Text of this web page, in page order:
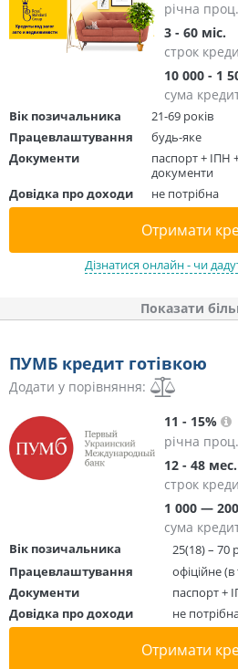
річна
3 - 60 міс.
строк
10 000 - 1
сума
Вік позичальника
21-69 років
Працевлаштування
будь-яке
Документи
паспорт + ІПН
документи
Довідка про доходи
не потрібна
Отримати
Дізнатися онлайн - чи
Показати
ПУМБ кредит готівкою
Додати у порівняння:
11 - 15%
річна
12 - 48 мес.
строк
1 000 —
сума
Вік позичальника
25(18) – 70
Працевлаштування
офіційне
Документи
паспорт +
Довідка про доходи
не
Отримати